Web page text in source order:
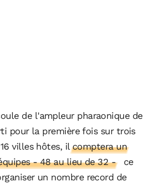
de l'ampleur pharaonique de
pour la première fois sur trois
villes hôtes, il comptera un
- 48 au lieu de 32 -
ce
un nombre record de